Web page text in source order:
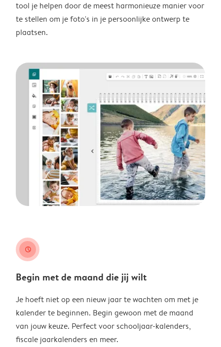
tool je helpen door de meest harmonieuze manier voor
te stellen om je foto's in je persoonlijke ontwerp te
plaatsen.
clock
Begin met de maand die jij wilt
Je hoeft niet op een nieuw jaar te wachten om met je
kalender te beginnen. Begin gewoon met de maand
van jouw keuze. Perfect voor schooljaar-kalenders,
fiscale jaarkalenders en meer.